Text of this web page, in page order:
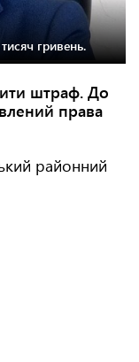
гривень.
штраф. До
права
районний